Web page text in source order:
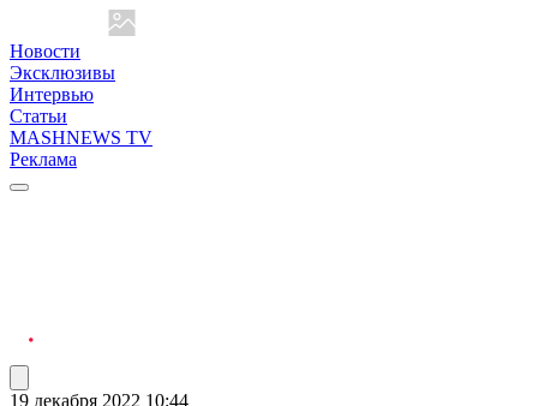
Новости
Эксклюзивы
Интервью
Статьи
MASHNEWS TV
Реклама
19 декабря 2022 10:44